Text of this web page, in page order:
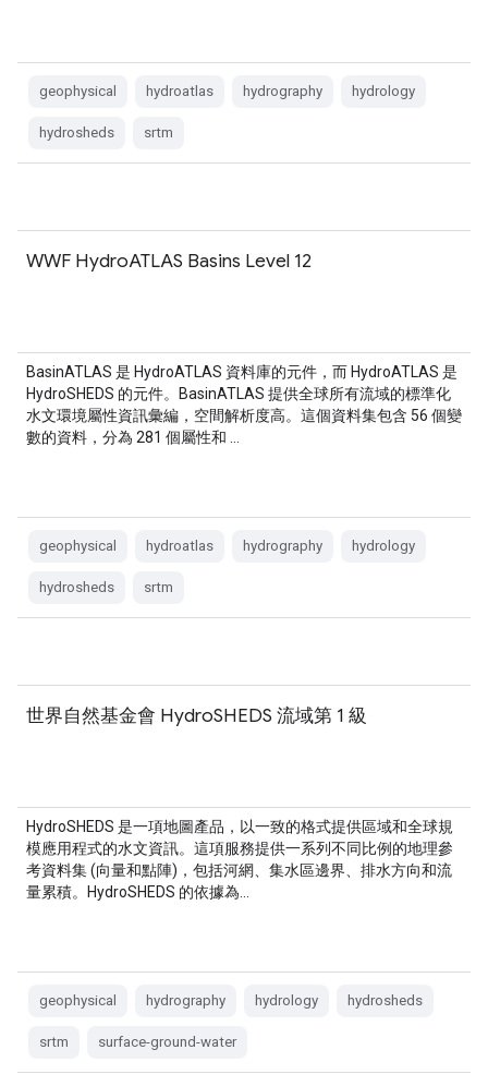
geophysical hydroatlas hydrography hydrology
hydrosheds srtm
WWF HydroATLAS Basins Level 12
BasinATLAS 是 HydroATLAS 資料庫的元件，而 HydroATLAS 是
HydroSHEDS 的元件。BasinATLAS 提供全球所有流域的標準化
水文環境屬性資訊彙編，空間解析度高。這個資料集包含 56 個變
數的資料，分為 281 個屬性和 …
geophysical hydroatlas hydrography hydrology
hydrosheds srtm
世界自然基金會 HydroSHEDS 流域第 1 級
HydroSHEDS 是一項地圖產品，以一致的格式提供區域和全球規
模應用程式的水文資訊。這項服務提供一系列不同比例的地理參
考資料集 (向量和點陣)，包括河網、集水區邊界、排水方向和流
量累積。HydroSHEDS 的依據為…
geophysical hydrography hydrology hydrosheds
srtm surface-ground-water